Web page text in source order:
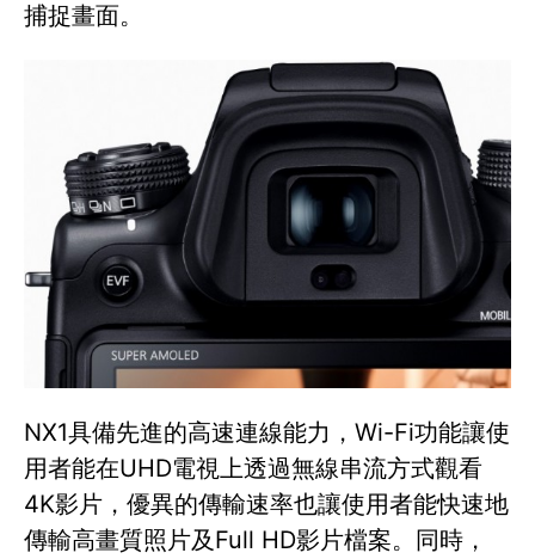
捕捉畫面。
NX1具備先進的高速連線能力，Wi-Fi功能讓使
用者能在UHD電視上透過無線串流方式觀看
4K影片，優異的傳輸速率也讓使用者能快速地
傳輸高畫質照片及Full HD影片檔案。同時，